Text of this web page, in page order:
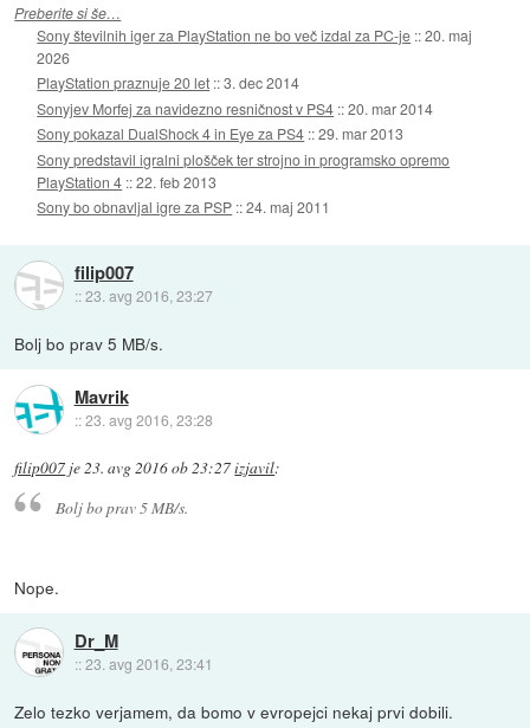
Preberite si še…
Sony številnih iger za PlayStation ne bo več izdal za PC-je ::20. maj
2026
PlayStation praznuje 20 let ::3. dec 2014
Sonyjev Morfej za navidezno resničnost v PS4 ::20. mar 2014
Sony pokazal DualShock 4 in Eye za PS4 ::29. mar 2013
Sony predstavil igralni plošček ter strojno in programsko opremo
PlayStation 4 ::22. feb 2013
Sony bo obnavljal igre za PSP ::24. maj 2011
filip007
::23. avg 2016, 23:27
Bolj bo prav 5 MB/s.
Mavrik
::23. avg 2016, 23:28
filip007 je23. avg 2016 ob 23:27izjavil:
Bolj bo prav 5 MB/s.
Nope.
Dr_M
::23. avg 2016, 23:41
Zelo tezko verjamem, da bomo v evropejci nekaj prvi dobili.